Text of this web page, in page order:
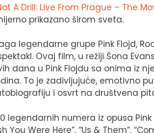
A Drill: Live From Prague – The
prikazano širom sveta.
legendarne grupe Pink Flojd,
Ovaj film, u režiji Šona
dana u Pink Flojdu sa onima iz
To je zadivljujuće, emotivno
i osvrt na društvena
legendarnih numera iz opusa
You Were Here”, “Us & Them”,